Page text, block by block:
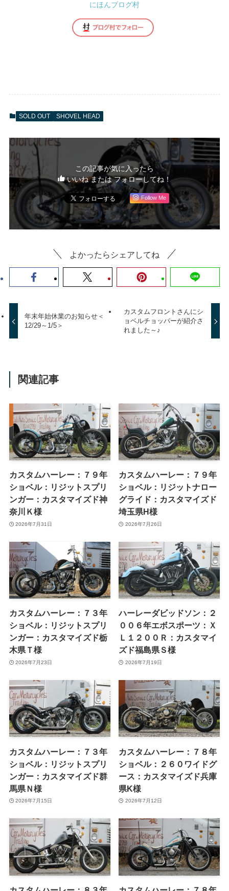
にほんブログ村
SOLD OUT SHOVEL HEAD
この記事が気に入ったら
いいね または フォローしてね！
Follow Me
よかったらシェアしてね
関連記事
カスタムハーレー：７９年
ショベル：リジットスプリ
ンガー：カスタマイズド神
2026年7月31日
カスタムハーレー：７９年
ショベル：リジットナロー
グライド：カスタマイズド
2026年7月26日
カスタムハーレー：７３年
ショベル：リジットスプリ
ンガー：カスタマイズド栃
2026年7月23日
ハーレーダビッドソン：２
００６年エボスポーツ：Ｘ
Ｌ１２００Ｒ：カスタマイ
2026年7月19日
カスタムハーレー：７３年
ショベル：リジットスプリ
ンガー：カスタマイズド群
2026年7月15日
カスタムハーレー：７８年
ショベル：２６０ワイドグ
ース：カスタマイズド兵庫
2026年7月12日